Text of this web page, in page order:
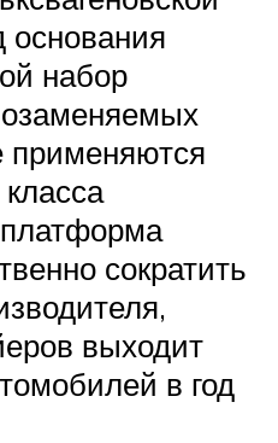
набор
применяются
сократить
выходит
в год